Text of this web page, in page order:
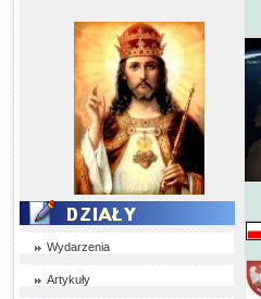
Wydarzenia
Artykuły